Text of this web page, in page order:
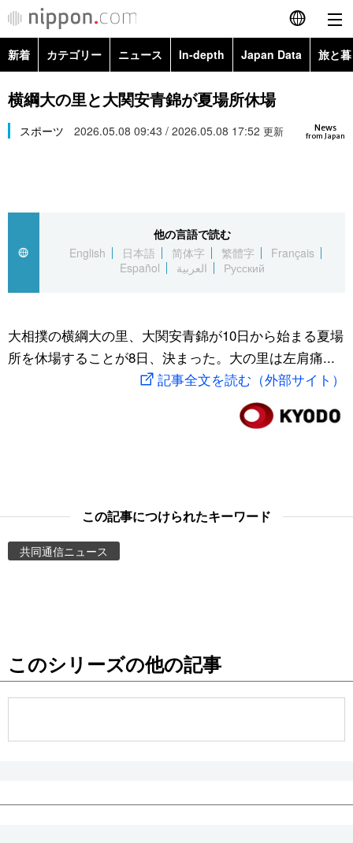
English
简体字
繁體字
العربية
社会
スポーツ・東京2020
旅と暮らし
Images
新着 カテゴリー ニュース In-depth Japan Data 旅と
政治・外交
経済・ビジネス
社会
文化
科学・技術
暮らし
Images
お知らせ
横綱大の里と大関安青錦が夏場所休場
News
from Japan
スポーツ 2026.05.08 09:43 / 2026.05.08 17:52 更新
他の言語で読む
English
日本語 简体字 繁體字
Français
Español
العربية Русский
大相撲の横綱大の里、大関安青錦が10日から始まる夏場
所を休場することが8日、決まった。大の里は左肩痛...
記事全文を読む（外部サイト）
この記事につけられたキーワード
共同通信ニュース
このシリーズの他の記事